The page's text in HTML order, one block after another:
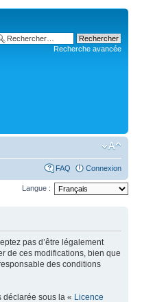
Recherche avancée
FAQ Connexion
Langue :
pas d’être légalement
de ces modifications, bien que
des conditions
déclarée sous la « Licence